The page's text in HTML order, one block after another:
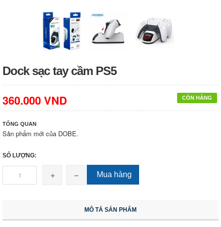
Dock sạc tay cầm PS5
CÒN HÀNG
360.000 VND
TỔNG QUAN
Sản phẩm mới của DOBE.
SỐ LƯỢNG:
Mua hàng
MÔ TẢ SẢN PHẨM